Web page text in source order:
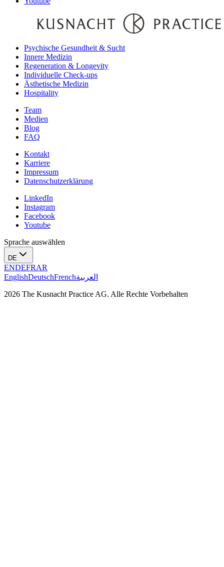
Psychische Gesundheit & Sucht
Innere Medizin
Regeneration & Longevity
Individuelle Check-ups
Ästhetische Medizin
Hospitality
Team
Medien
Blog
FAQ
Kontakt
Karriere
Impressum
Datenschutzerklärung
LinkedIn
Instagram
Facebook
Youtube
Sprache auswählen
DE
ENDEFRAR
EnglishDeutschFrenchالعربية
2026 The Kusnacht Practice AG. Alle Rechte Vorbehalten